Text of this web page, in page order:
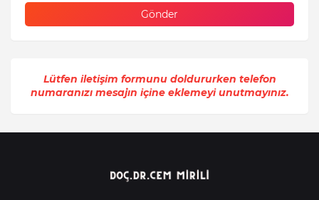
Lütfen iletişim formunu doldururken telefon
numaranızı mesajın içine eklemeyi unutmayınız.